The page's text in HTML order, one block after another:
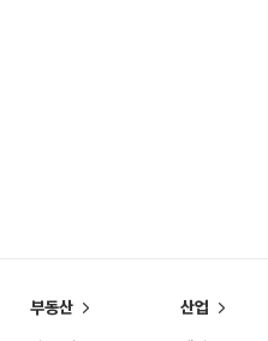
부동산 산업